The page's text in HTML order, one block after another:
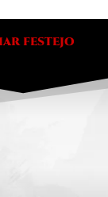
FESTEJO